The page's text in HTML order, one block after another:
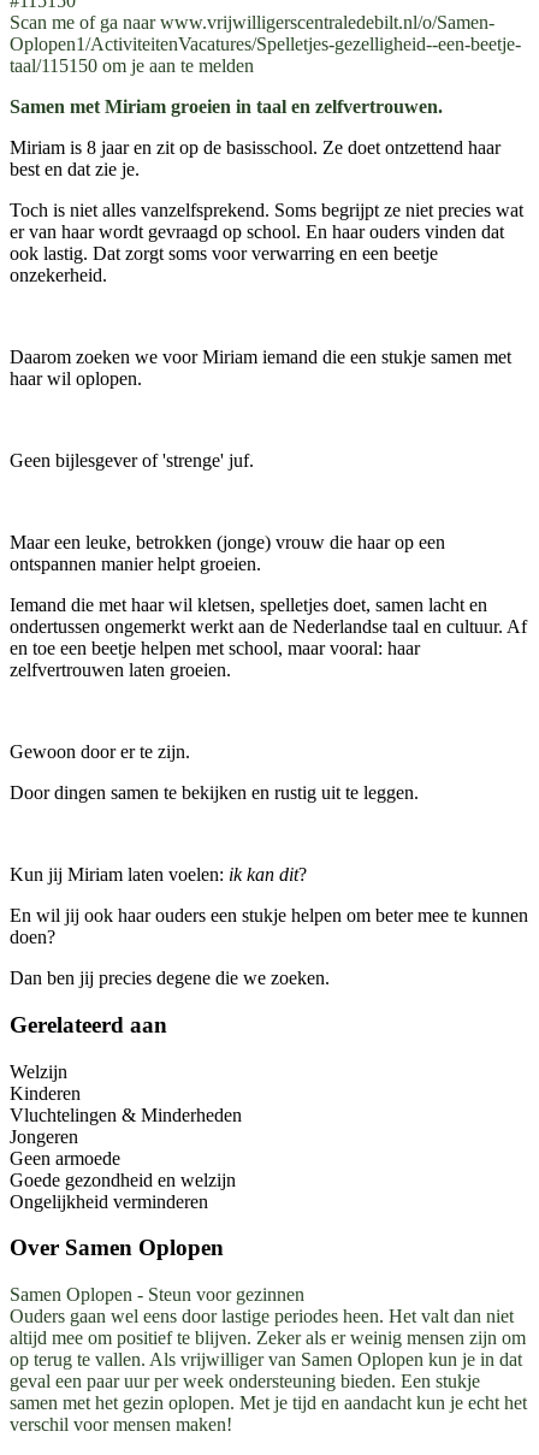
Scan me of ga naar www.vrijwilligerscentraledebilt.nl/o/Samen-
Oplopen1/ActiviteitenVacatures/Spelletjes-gezelligheid--een-beetje-
taal/115150 om je aan te melden
Samen met Miriam groeien in taal en zelfvertrouwen.
Miriam is 8 jaar en zit op de basisschool. Ze doet ontzettend haar
best en dat zie je.
Toch is niet alles vanzelfsprekend. Soms begrijpt ze niet precies wat
er van haar wordt gevraagd op school. En haar ouders vinden dat
ook lastig. Dat zorgt soms voor verwarring en een beetje
onzekerheid.
Daarom zoeken we voor Miriam iemand die een stukje samen met
haar wil oplopen.
Geen bijlesgever of 'strenge' juf.
Maar een leuke, betrokken (jonge) vrouw die haar op een
ontspannen manier helpt groeien.
Iemand die met haar wil kletsen, spelletjes doet, samen lacht en
ondertussen ongemerkt werkt aan de Nederlandse taal en cultuur. Af
en toe een beetje helpen met school, maar vooral: haar
zelfvertrouwen laten groeien.
Gewoon door er te zijn.
Door dingen samen te bekijken en rustig uit te leggen.
Kun jij Miriam laten voelen: ik kan dit?
En wil jij ook haar ouders een stukje helpen om beter mee te kunnen
doen?
Dan ben jij precies degene die we zoeken.
Gerelateerd aan
Welzijn
Kinderen
Vluchtelingen & Minderheden
Jongeren
Geen armoede
Goede gezondheid en welzijn
Ongelijkheid verminderen
Over Samen Oplopen
Samen Oplopen - Steun voor gezinnen
Ouders gaan wel eens door lastige periodes heen. Het valt dan niet
altijd mee om positief te blijven. Zeker als er weinig mensen zijn om
op terug te vallen. Als vrijwilliger van Samen Oplopen kun je in dat
geval een paar uur per week ondersteuning bieden. Een stukje
samen met het gezin oplopen. Met je tijd en aandacht kun je echt het
verschil voor mensen maken!